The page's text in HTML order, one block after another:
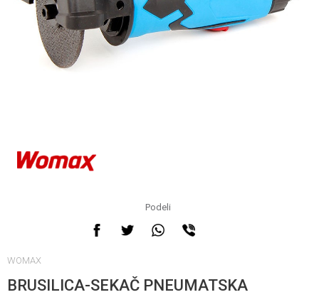
Podeli
WOMAX
BRUSILICA-SEKAČ PNEUMATSKA